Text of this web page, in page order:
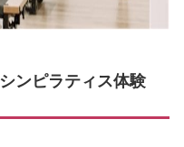
ンピラティス体験